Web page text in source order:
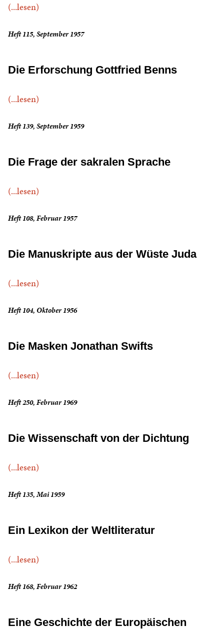
(...lesen)
Heft 115, September 1957
Die Erforschung Gottfried Benns
(...lesen)
Heft 139, September 1959
Die Frage der sakralen Sprache
(...lesen)
Heft 108, Februar 1957
Die Manuskripte aus der Wüste Juda
(...lesen)
Heft 104, Oktober 1956
Die Masken Jonathan Swifts
(...lesen)
Heft 250, Februar 1969
Die Wissenschaft von der Dichtung
(...lesen)
Heft 135, Mai 1959
Ein Lexikon der Weltliteratur
(...lesen)
Heft 168, Februar 1962
Eine Geschichte der Europäischen